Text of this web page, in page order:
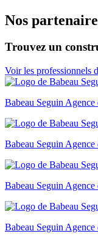
Nos
Trouvez un
Voir les professionnels
Babeau Seguin
Babeau Seguin
Babeau Seguin
Babeau Seguin